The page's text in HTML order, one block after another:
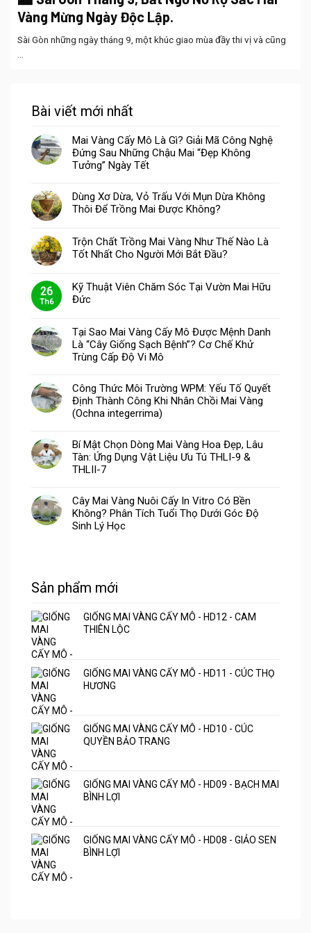
Vàng Mừng Ngày Độc Lập.
Sài Gòn những ngày tháng 9, một khúc giao mùa đầy thi vị và cũng
Bài viết mới nhất
Mai Vàng Cấy Mô Là Gì? Giải Mã Công Nghệ
Đứng Sau Những Chậu Mai “Đẹp Không
Tưởng” Ngày Tết
Dùng Xơ Dừa, Vỏ Trấu Với Mụn Dừa Không
Thôi Để Trồng Mai Được Không?
Trộn Chất Trồng Mai Vàng Như Thế Nào Là
Tốt Nhất Cho Người Mới Bắt Đầu?
26
Th6
Kỹ Thuật Viên Chăm Sóc Tại Vườn Mai Hữu
Đức
Tại Sao Mai Vàng Cấy Mô Được Mệnh Danh
Là “Cây Giống Sạch Bệnh”? Cơ Chế Khử
Trùng Cấp Độ Vi Mô
Công Thức Môi Trường WPM: Yếu Tố Quyết
Định Thành Công Khi Nhân Chồi Mai Vàng
(Ochna integerrima)
Bí Mật Chọn Dòng Mai Vàng Hoa Đẹp, Lâu
Tàn: Ứng Dụng Vật Liệu Ưu Tú THLI-9 &
THLII-7
Cây Mai Vàng Nuôi Cấy In Vitro Có Bền
Không? Phân Tích Tuổi Thọ Dưới Góc Độ
Sinh Lý Học
Sản phẩm mới
GIỐNG MAI VÀNG CẤY MÔ - HD12 - CAM
THIÊN LỘC
GIỐNG MAI VÀNG CẤY MÔ - HD11 - CÚC THỌ
HƯƠNG
GIỐNG MAI VÀNG CẤY MÔ - HD10 - CÚC
QUYỀN BẢO TRANG
GIỐNG MAI VÀNG CẤY MÔ - HD09 - BẠCH MAI
BÌNH LỢI
GIỐNG MAI VÀNG CẤY MÔ - HD08 - GIẢO SEN
BÌNH LỢI